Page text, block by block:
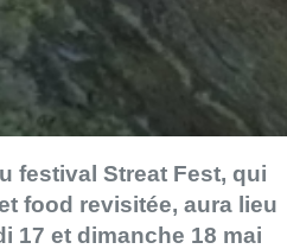
festival Streat Fest, qui
food revisitée, aura lieu
17 et dimanche 18 mai